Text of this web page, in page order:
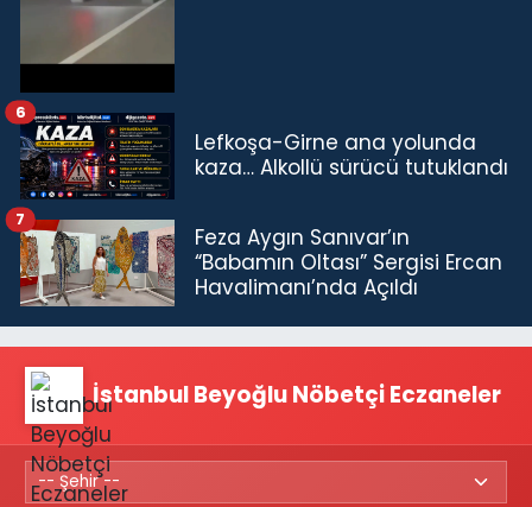
Lefkoşa-Girne ana yolunda
kaza… Alkollü sürücü tutuklandı
6
Feza Aygın Sanıvar’ın
“Babamın Oltası” Sergisi Ercan
Havalimanı’nda Açıldı
7
İstanbul Beyoğlu Nöbetçi Eczaneler